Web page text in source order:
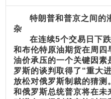
特朗普和普京之间的
杂
在连续5个交易日下
和布伦特原油期货在周四
油价承压的一个关键因素
罗斯的谈判取得了“重大
放松对俄罗斯制裁的猜测
和俄罗斯总统普京将在未